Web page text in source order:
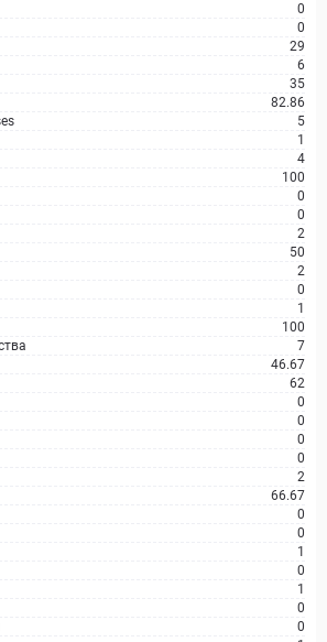
0
0
29
6
35
82.86
5
1
4
100
0
0
2
50
2
0
1
100
7
46.67
62
0
0
0
0
2
66.67
0
0
1
0
1
0
0